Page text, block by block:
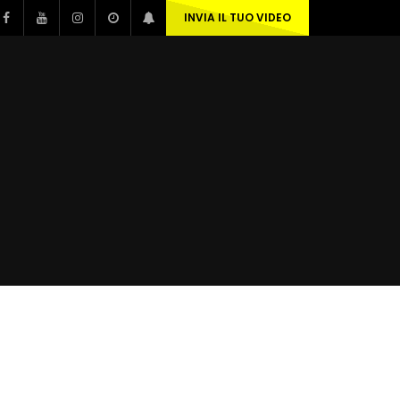
INVIA IL TUO VIDEO